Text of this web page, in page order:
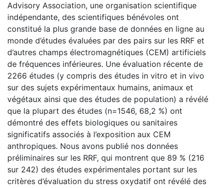
Advisory Association, une organisation scientifique
indépendante, des scientifiques bénévoles ont
constitué la plus grande base de données en ligne au
monde d’études évaluées par des pairs sur les RRF et
d’autres champs électromagnétiques (CEM) artificiels
de fréquences inférieures. Une évaluation récente de
2266 études (y compris des études in vitro et in vivo
sur des sujets expérimentaux humains, animaux et
végétaux ainsi que des études de population) a révélé
que la plupart des études (n=1546, 68,2 %) ont
démontré des effets biologiques ou sanitaires
significatifs associés à l’exposition aux CEM
anthropiques. Nous avons publié nos données
préliminaires sur les RRF, qui montrent que 89 % (216
sur 242) des études expérimentales portant sur les
critères d’évaluation du stress oxydatif ont révélé des